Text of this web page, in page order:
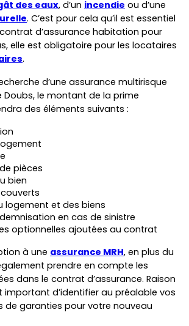
des eaux, d’un incendie
. C’est pour cela qu’il est essentiel
d’assurance habitation pour
elle est obligatoire pour les locataires
.
d’une assurance multirisque
le montant de la prime
des éléments suivants :
pièces
bien
logement et des biens
en cas de sinistre
optionnelles ajoutées au contrat
à une assurance MRH, en plus du
prendre en compte les
dans le contrat d’assurance. Raison
important d’identifier au préalable vos
de garanties pour votre nouveau